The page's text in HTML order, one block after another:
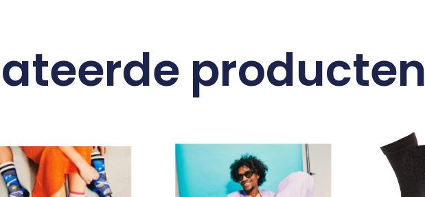
producten